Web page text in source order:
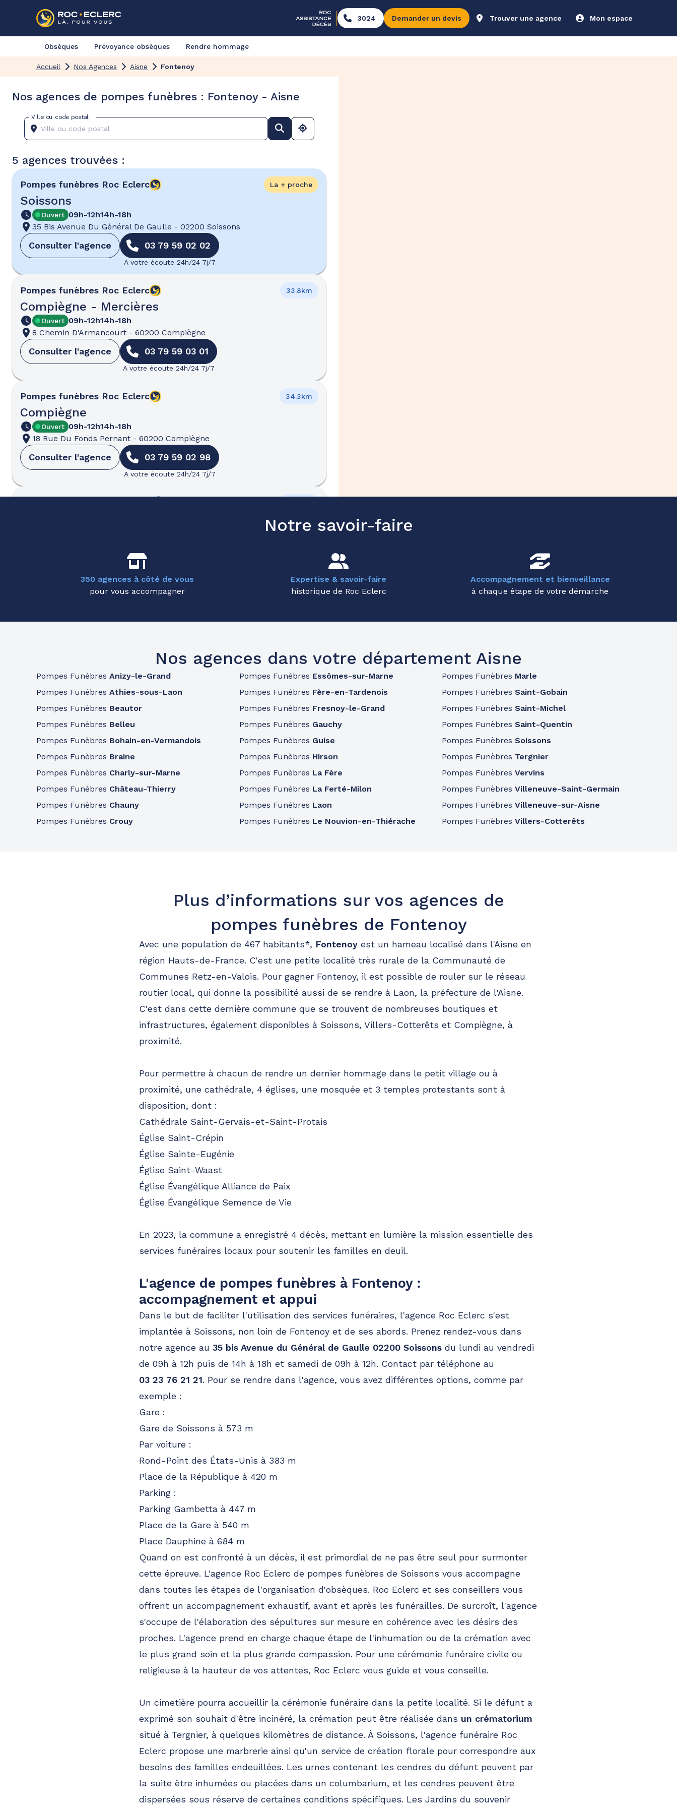
3024 Demander un devis Trouver une agence Mon espace
Obsèques Prévoyance obsèques Rendre hommage
Accueil Nos Agences Aisne Fontenoy
Nos agences de pompes funèbres : Fontenoy - Aisne
Ville ou code postal
5 agences trouvées :
Pompes funèbres Roc Eclerc
Soissons
La + proche
Ouvert 09h-12h14h-18h
35 Bis Avenue Du Général De Gaulle - 02200 Soissons
Consulter l'agence 03 79 59 02 02
A votre écoute 24h/24 7j/7
Pompes funèbres Roc Eclerc
Compiègne - Mercières
33.8km
Ouvert 09h-12h14h-18h
8 Chemin D'Armancourt - 60200 Compiègne
Consulter l'agence 03 79 59 03 01
A votre écoute 24h/24 7j/7
Pompes funèbres Roc Eclerc
Compiègne
34.3km
Ouvert 09h-12h14h-18h
18 Rue Du Fonds Pernant - 60200 Compiègne
Consulter l'agence 03 79 59 02 98
A votre écoute 24h/24 7j/7
Pompes Funèbres Landouzy - Saint-Quentin
03 76 27 03 70
A votre écoute 24h/24 7j/7
Château-Thierry
03 79 59 02 05
Notre savoir-faire
350 agences à côté de vous
pour vous accompagner
Expertise & savoir-faire
historique de Roc Eclerc
Accompagnement et bienveillance
à chaque étape de votre démarche
Nos agences dans votre département Aisne
Pompes Funèbres Anizy-le-Grand
Pompes Funèbres Athies-sous-Laon
Pompes Funèbres Beautor
Pompes Funèbres Belleu
Pompes Funèbres Bohain-en-Vermandois
Pompes Funèbres Braine
Pompes Funèbres Charly-sur-Marne
Pompes Funèbres Château-Thierry
Pompes Funèbres Chauny
Pompes Funèbres Crouy
Pompes Funèbres Essômes-sur-Marne
Pompes Funèbres Fère-en-Tardenois
Pompes Funèbres Fresnoy-le-Grand
Pompes Funèbres Gauchy
Pompes Funèbres Guise
Pompes Funèbres Hirson
Pompes Funèbres La Fère
Pompes Funèbres La Ferté-Milon
Pompes Funèbres Laon
Pompes Funèbres Le Nouvion-en-Thiérache
Pompes Funèbres Marle
Pompes FunèbresSaint-Gobain
Pompes FunèbresSaint-Michel
Pompes FunèbresSaint-Quentin
Pompes FunèbresSoissons
Pompes Funèbres Tergnier
Pompes FunèbresVervins
Pompes FunèbresVilleneuve-Saint-Germain
Pompes FunèbresVilleneuve-sur-Aisne
Pompes FunèbresVillers-Cotterêts
Plus d’informations sur vos agences de
pompes funèbres de Fontenoy
Avec une population de 467 habitants*, Fontenoy est un hameau localisé dans l'Aisne en
région Hauts-de-France. C'est une petite localité très rurale de la Communauté de
Communes Retz-en-Valois. Pour gagner Fontenoy, il est possible de rouler sur le réseau
routier local, qui donne la possibilité aussi de se rendre à Laon, la préfecture de l'Aisne.
C'est dans cette dernière commune que se trouvent de nombreuses boutiques et
infrastructures, également disponibles à Soissons, Villers-Cotterêts et Compiègne, à
proximité.
Pour permettre à chacun de rendre un dernier hommage dans le petit village ou à
proximité, une cathédrale, 4 églises, une mosquée et 3 temples protestants sont à
disposition, dont :
Cathédrale Saint-Gervais-et-Saint-Protais
Église Saint-Crépin
Église Sainte-Eugénie
Église Saint-Waast
Église Évangélique Alliance de Paix
Église Évangélique Semence de Vie
En 2023, la commune a enregistré 4 décès, mettant en lumière la mission essentielle des
services funéraires locaux pour soutenir les familles en deuil.
L'agence de pompes funèbres à Fontenoy :
accompagnement et appui
Dans le but de faciliter l'utilisation des services funéraires, l'agence Roc Eclerc s'est
implantée à Soissons, non loin de Fontenoy et de ses abords. Prenez rendez-vous dans
notre agence au 35 bis Avenue du Général de Gaulle 02200 Soissons du lundi au vendredi
de 09h à 12h puis de 14h à 18h et samedi de 09h à 12h. Contact par téléphone au
03 23 76 21 21. Pour se rendre dans l'agence, vous avez différentes options, comme par
exemple :
Gare :
Gare de Soissons à 573 m
Par voiture :
Rond-Point des États-Unis à 383 m
Place de la République à 420 m
Parking :
Parking Gambetta à 447 m
Place de la Gare à 540 m
Place Dauphine à 684 m
Quand on est confronté à un décès, il est primordial de ne pas être seul pour surmonter
cette épreuve. L'agence Roc Eclerc de pompes funèbres de Soissons vous accompagne
dans toutes les étapes de l'organisation d'obsèques. Roc Eclerc et ses conseillers vous
offrent un accompagnement exhaustif, avant et après les funérailles. De surcroît, l'agence
s'occupe de l'élaboration des sépultures sur mesure en cohérence avec les désirs des
proches. L'agence prend en charge chaque étape de l'inhumation ou de la crémation avec
le plus grand soin et la plus grande compassion. Pour une cérémonie funéraire civile ou
religieuse à la hauteur de vos attentes, Roc Eclerc vous guide et vous conseille.
Un cimetière pourra accueillir la cérémonie funéraire dans la petite localité. Si le défunt a
exprimé son souhait d'être incinéré, la crémation peut être réalisée dans un crématorium
situé à Tergnier, à quelques kilomètres de distance. À Soissons, l'agence funéraire Roc
Eclerc propose une marbrerie ainsi qu'un service de création florale pour correspondre aux
besoins des familles endeuillées. Les urnes contenant les cendres du défunt peuvent par
la suite être inhumées ou placées dans un columbarium, et les cendres peuvent être
dispersées sous réserve de certaines conditions spécifiques. Les Jardins du souvenir